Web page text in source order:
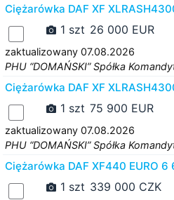
Ciężarówka DAF XF
1 szt 26 000 EUR
zaktualizowany 07.08.2026
PHU “DOMAŃSKI” Spółka
Ciężarówka DAF XF
1 szt 75 900 EUR
zaktualizowany 07.08.2026
PHU “DOMAŃSKI” Spółka
Ciężarówka DAF XF440 EURO 6
1 szt 339 000 CZK